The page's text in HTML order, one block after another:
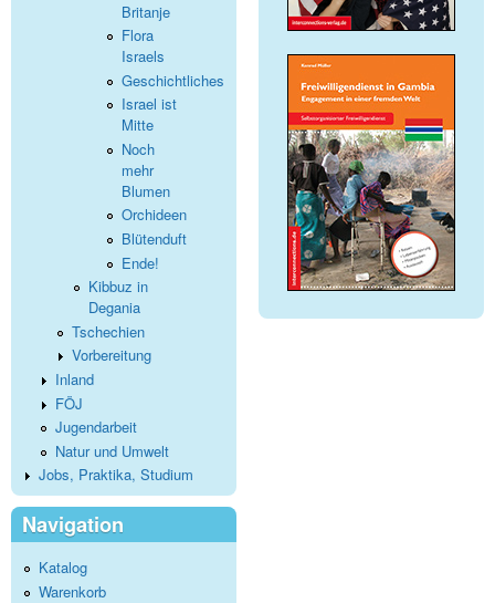
Britanje
Flora
Israels
Geschichtliches
Israel ist
Mitte
Noch
mehr
Blumen
Orchideen
Blütenduft
Ende!
Kibbuz in
Degania
Tschechien
Vorbereitung
Inland
FÖJ
Jugendarbeit
Natur und Umwelt
Jobs, Praktika, Studium
Navigation
Katalog
Warenkorb